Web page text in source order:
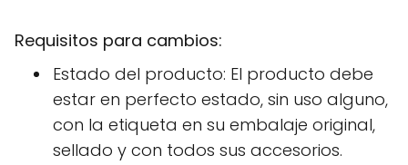
Requisitos para cambios:
Estado del producto: El producto debe
estar en perfecto estado, sin uso alguno,
con la etiqueta en su embalaje original,
sellado y con todos sus accesorios.